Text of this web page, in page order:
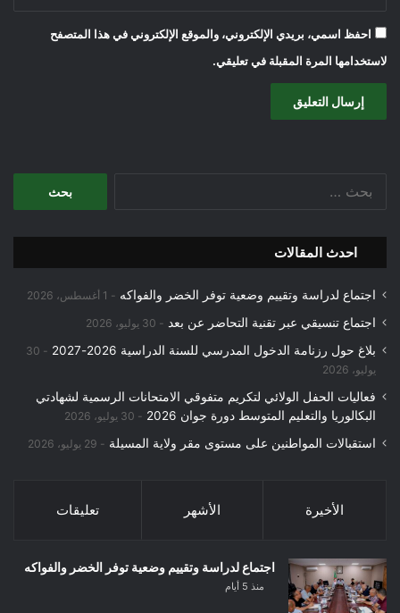
احفظ اسمي، بريدي الإلكتروني، والموقع الإلكتروني في هذا المتصفح
لاستخدامها المرة المقبلة في تعليقي.
احدث المقالات
اجتماع لدراسة وتقييم وضعية توفر الخضر والفواكه 1 أغسطس، 2026
اجتماع تنسيقي عبر تقنية التحاضر عن بعد 30 يوليو، 2026
بلاغ حول رزنامة الدخول المدرسي للسنة الدراسية 2026-2027
30
يوليو، 2026
فعاليات الحفل الولائي لتكريم متفوقي الامتحانات الرسمية لشهادتي
البكالوريا والتعليم المتوسط دورة جوان 2026
30 يوليو، 2026
استقبالات المواطنين على مستوى مقر ولاية المسيلة 29 يوليو، 2026
الأخيرة الأشهر تعليقات
اجتماع لدراسة وتقييم وضعية توفر الخضر والفواكه
منذ 5 أيام